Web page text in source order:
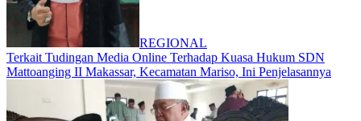
REGIONAL
Terkait Tudingan Media Online Terhadap Kuasa Hukum SDN
Mattoanging II Makassar, Kecamatan Mariso, Ini Penjelasannya